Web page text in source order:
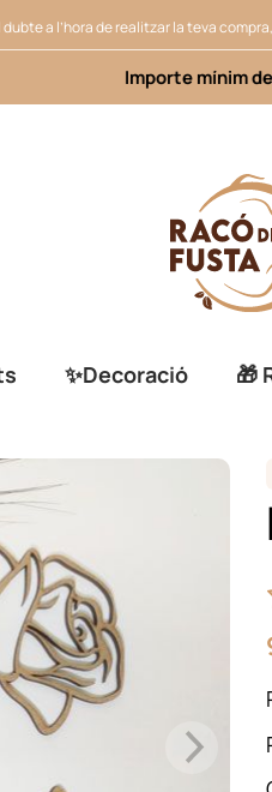
a l’hora de realitzar la teva
Importe mínim
✨Decoració 🎁